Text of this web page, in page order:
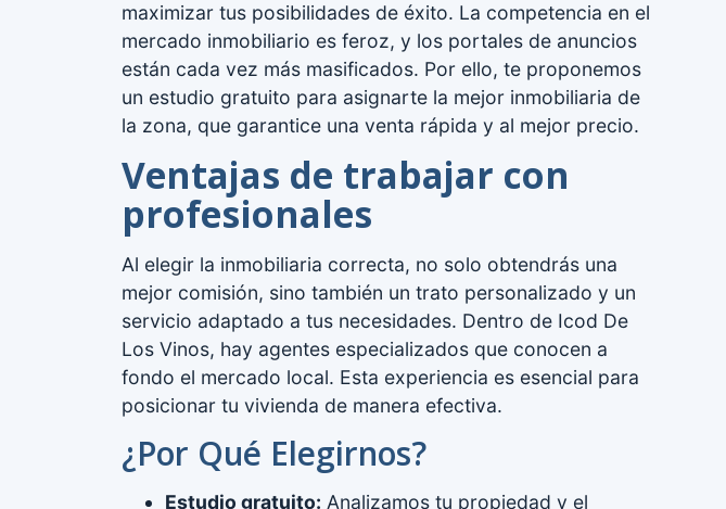
maximizar tus posibilidades de éxito. La competencia en el
mercado inmobiliario es feroz, y los portales de anuncios
están cada vez más masificados. Por ello, te proponemos
un estudio gratuito para asignarte la mejor inmobiliaria de
la zona, que garantice una venta rápida y al mejor precio.
Ventajas de trabajar con
profesionales
Al elegir la inmobiliaria correcta, no solo obtendrás una
mejor comisión, sino también un trato personalizado y un
servicio adaptado a tus necesidades. Dentro de Icod De
Los Vinos, hay agentes especializados que conocen a
fondo el mercado local. Esta experiencia es esencial para
posicionar tu vivienda de manera efectiva.
¿Por Qué Elegirnos?
Estudio gratuito: Analizamos tu propiedad y el